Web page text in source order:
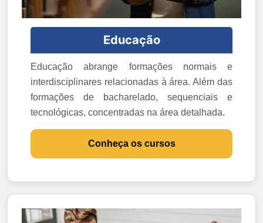
Educação
Educação abrange formações normais e
interdisciplinares relacionadas à área. Além das
formações de bacharelado, sequenciais e
tecnológicas, concentradas na área detalhada.
Conheça os cursos